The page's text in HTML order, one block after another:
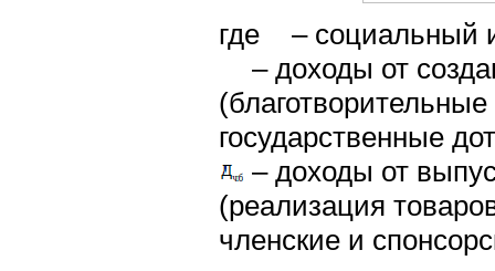
где
– социальный
– доходы от
государственные
– доходы от
(реализация
членские и